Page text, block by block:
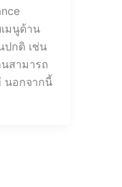
มนูด้าน
ปกติ เช่น
สามารถ
นอกจากนี้